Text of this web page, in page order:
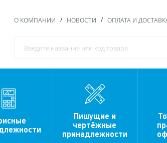
О КОМПАНИИ НОВОСТИ ОПЛАТА И
Пишущие и
чертёжные
принадлежности